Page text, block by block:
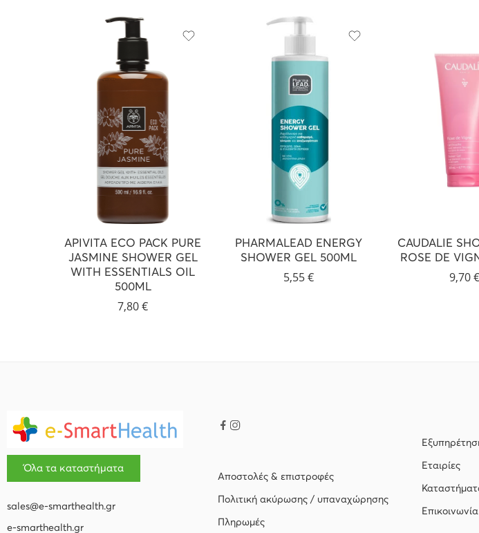
APIVITA ECO PACK PURE
JASMINE SHOWER GEL
WITH ESSENTIALS OIL
500ML
7,80€
PHARMALEAD ENERGY
SHOWER GEL 500ML
5,55€
CAUDALIE
ROSE DE
9,70€
Όλα τα καταστήματα
sales@e-smarthealth.gr
e-smarthealth.gr
Αποστολές & επιστροφές
Πολιτική ακύρωσης / υπαναχώρησης
Πληρωμές
Εταιρίες
Επικοινωνία